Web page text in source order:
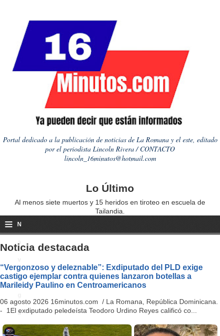
Portal dedicado a la publicación de noticias de La Romana y el este, editado
por el periodista Lincoln Rivera / CONTACTO
lincoln_16minutos@hotmail.com
Lo Último
Al menos siete muertos y 15 heridos en tiroteo en escuela de
Tailandia.
≡ N
a
i
a
ti
Noticia destacada
“Vergonzoso y deleznable”: Exdiputado del PLD exige
castigo ejemplar contra quienes lanzaron botellas a
Marileidy Paulino en Centroamericanos
06 agosto 2026 16minutos.com / La Romana, República Dominicana.
- 1El exdiputado peledeísta Teodoro Urdino Reyes calificó co...